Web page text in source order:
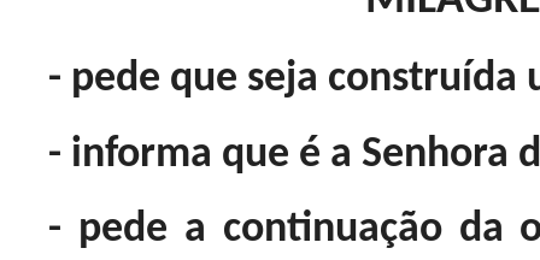
- pede que seja construída
- informa que é a Senhora
- pede a continuação da